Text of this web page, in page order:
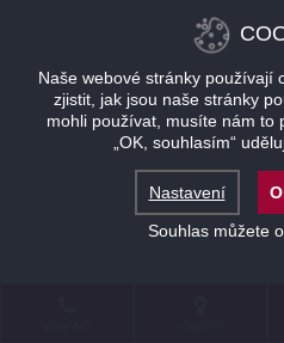
Naše webové stránky používají
zjistit, jak jsou naše stránky
mohli používat, musíte nám to
„OK, souhlasím“
Nastavení
Souhlas můžete